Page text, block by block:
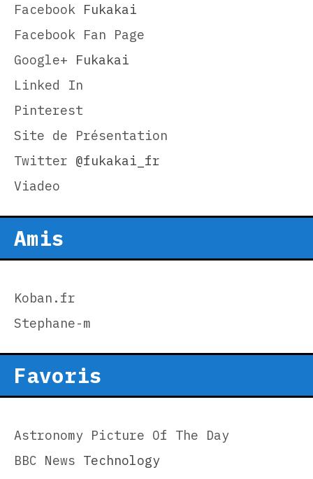
Facebook Fukakai
Facebook Fan Page
Google+ Fukakai
Linked In
Pinterest
Site de Présentation
Twitter @fukakai_fr
Viadeo
Amis
Koban.fr
Stephane-m
Favoris
Astronomy Picture Of The Day
BBC News Technology